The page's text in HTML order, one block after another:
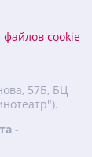
файлов cookie
57Б, БЦ
-